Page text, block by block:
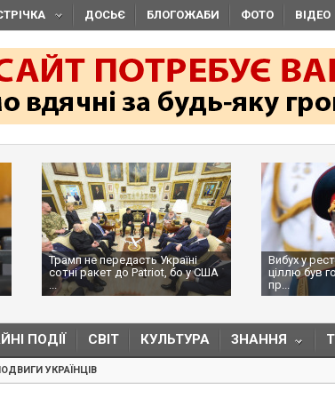
ДОСЬЄ БЛОГОЖАБИ ФОТО ВІДЕО
Трамп не передасть Україні
сотні ракет до Patriot, бо у США
...
Вибух у
ціллю був
пр...
ПОДІЇ СВІТ КУЛЬТУРА ЗНАННЯ
УКРАЇНЦІВ